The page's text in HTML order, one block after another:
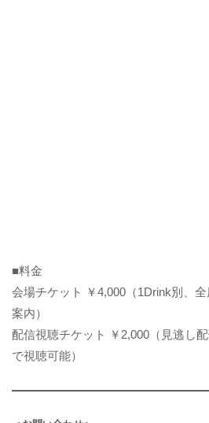
■料金
会場チケット ￥4,000（1Drink別、
案内）
配信視聴チケット ￥2,000（見逃し
で視聴可能）